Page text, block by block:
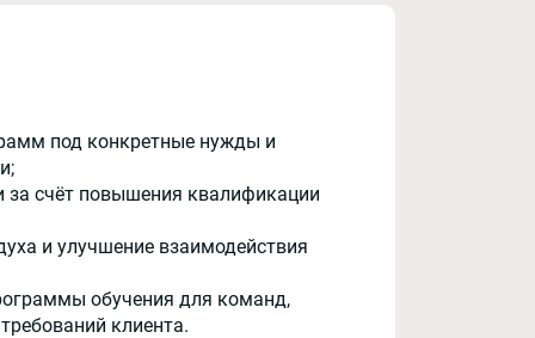
под конкретные нужды и
за счёт повышения квалификации
и улучшение взаимодействия
обучения для команд,
клиента.